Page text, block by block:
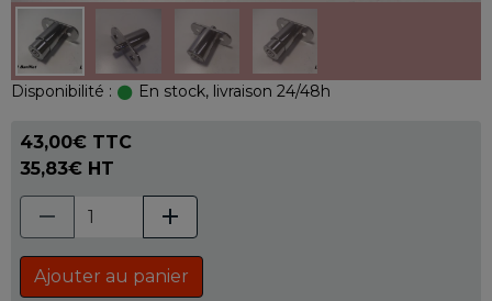
Disponibilité : En stock, livraison 24/48h
43,00€ TTC
35,83€ HT
Ajouter au panier